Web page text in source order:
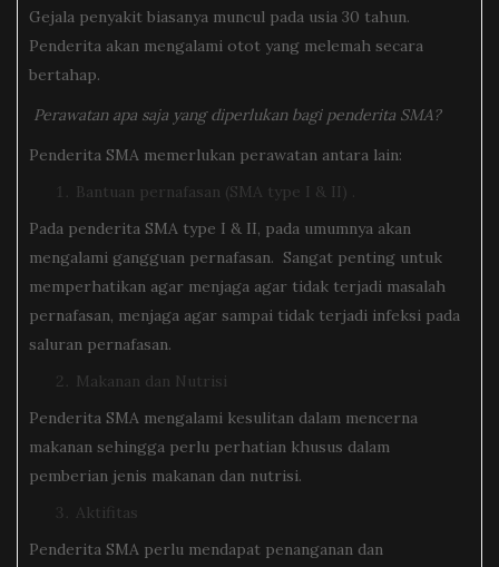
Gejala penyakit biasanya muncul pada usia 30 tahun.
Penderita akan mengalami otot yang melemah secara
bertahap.
Perawatan apa saja yang diperlukan bagi penderita SMA?
Penderita SMA memerlukan perawatan antara lain:
Bantuan pernafasan (SMA type I & II) .
Pada penderita SMA type I & II, pada umumnya akan
mengalami gangguan pernafasan. Sangat penting untuk
memperhatikan agar menjaga agar tidak terjadi masalah
pernafasan, menjaga agar sampai tidak terjadi infeksi pada
saluran pernafasan.
Makanan dan Nutrisi
Penderita SMA mengalami kesulitan dalam mencerna
makanan sehingga perlu perhatian khusus dalam
pemberian jenis makanan dan nutrisi.
Aktifitas
Penderita SMA perlu mendapat penanganan dan